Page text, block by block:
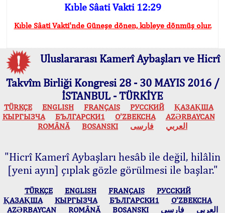
Kıble Sâati Vakti 12:29
Kıble Sâati Vakti'nde Güneşe dönen, kıbleye dönmüş olur.
Uluslararası Kamerî Aybaşları ve Hicrî
Takvîm Birliği Kongresi 28 - 30 MAYIS 2016 /
İSTANBUL - TÜRKİYE
TÜRKÇE ENGLISH FRANÇAIS РУССКИЙ
ҚАЗАҚША
КЫPГЫЗЧA
БЪЛГАРСКИ1 O’ZBEKCHA
AZӘRBAYCAN
ROMÂNĂ
BOSANSKI العربي فارسی
"Hicrî Kamerî Aybaşları hesâb ile değil, hilâlin
[yeni ayın] çıplak gözle görülmesi ile başlar."
TÜRKÇE ENGLISH FRANÇAIS
РУССКИЙ
ҚАЗАҚША
КЫPГЫЗЧA БЪЛГАРСКИ1
O’ZBEKCHA
AZӘRBAYCAN
ROMÂNĂ BOSANSKI العربي فارسی